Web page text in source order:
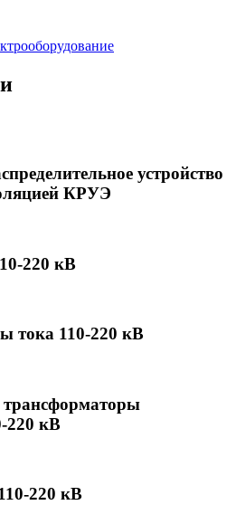
устройство
КРУЭ
220 кВ
тока 110-220 кВ
220 кВ
220 кВ